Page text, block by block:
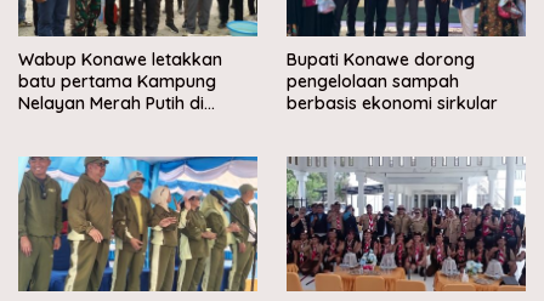
Wabup Konawe letakkan
batu pertama Kampung
Nelayan Merah Putih di
Bupati Konawe dorong
pengelolaan sampah
berbasis ekonomi sirkular